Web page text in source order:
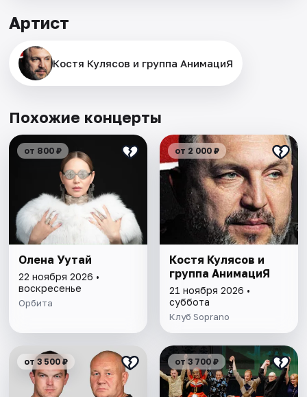
Артист
Костя Кулясов и группа АнимациЯ
Похожие концерты
от 800 ₽
Олена Уутай
22 ноября 2026 •
воскресенье
Орбита
от 2 000 ₽
Костя Кулясов и
группа АнимациЯ
21 ноября 2026 •
суббота
Клуб Soprano
от 3 500 ₽ от 3 700 ₽